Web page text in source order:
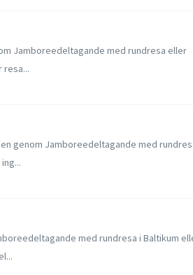
Jamboreedeltagande med rundresa eller
resa...
genom Jamboreedeltagande med
med rundresa i Baltikum